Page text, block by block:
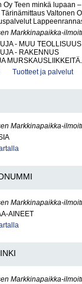
Oy Teen minkä lupaan
Valtonen
Markkinapaikka-
- MUU TEOLLISUUS
- RAKENNUS
Tuotteet ja palvelut
Markkinapaikka-
Markkinapaikka-
AINEET
Markkinapaikka-